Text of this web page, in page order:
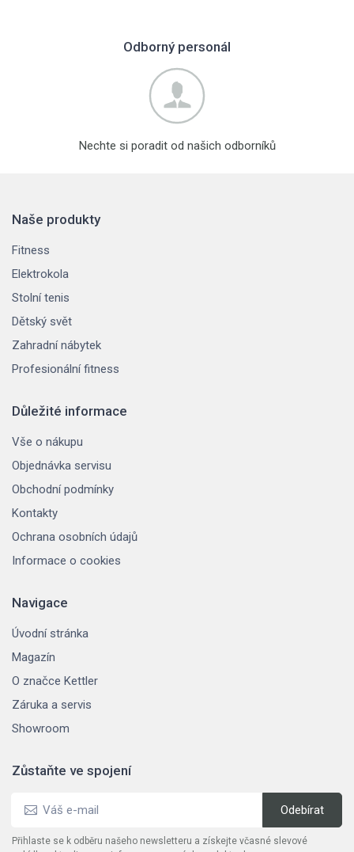
Odborný personál
Nechte si poradit od našich odborníků
Naše produkty
Fitness
Elektrokola
Stolní tenis
Dětský svět
Zahradní nábytek
Profesionální fitness
Důležité informace
Vše o nákupu
Objednávka servisu
Obchodní podmínky
Kontakty
Ochrana osobních údajů
Informace o cookies
Navigace
Úvodní stránka
Magazín
O značce Kettler
Záruka a servis
Showroom
Zůstaňte ve spojení
Přihlaste se k odběru našeho newsletteru a získejte včasné slevové